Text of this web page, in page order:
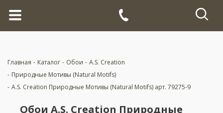
Главная - Каталог - Обои - A.S. Creation
- Природные Мотивы (Natural Motifs)
- A.S. Creation Природные Мотивы (Natural Motifs) арт. 79275-9
Обои A.S. Creation Природные